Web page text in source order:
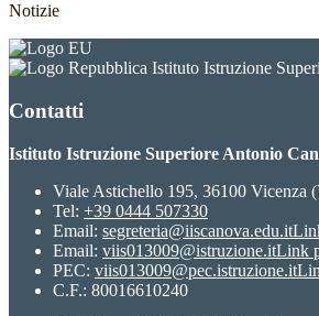
Notizie
Istituto Istruzione
Contatti
Istituto Istruzione Superiore Antonio
Viale Astichello 195, 36100 Vicenza
Tel: +39 0444 507330
Email: segreteria@iiscanova.edu.it
Email: viis013009@istruzione.itLink
PEC: viis013009@pec.istruzione.it
C.F.: 80016610240